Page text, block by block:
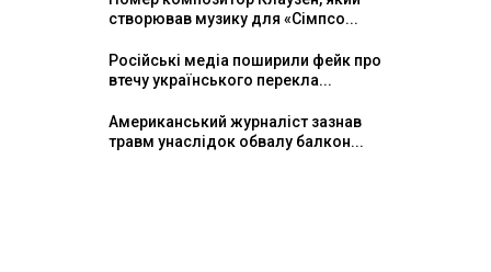
створював музику для «Сімпсо...
Російські медіа поширили фейк про
втечу українського перекла...
Американський журналіст зазнав
травм унаслідок обвалу балкон...